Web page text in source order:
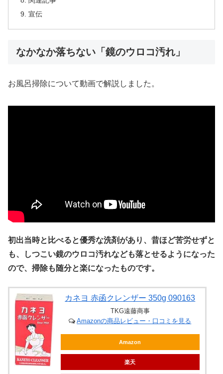
宣伝
なかなか落ちない「鏡のウロコ汚れ」
お風呂掃除について動画で解説しました。
初出当時と比べると優秀な洗剤があり、昔ほど苦労せずと
も、しつこい鏡のウロコ汚れなども落とせるようになった
ので、掃除も随分と楽になったものです。
カネヨ 赤函クレンザー 350g 090163
TKG遠藤商事
Amazonの商品レビュー・口コミを見る
Amazon
楽天